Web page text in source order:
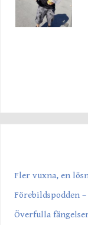
Fler vuxna, en
Förebildspodden
Överfulla